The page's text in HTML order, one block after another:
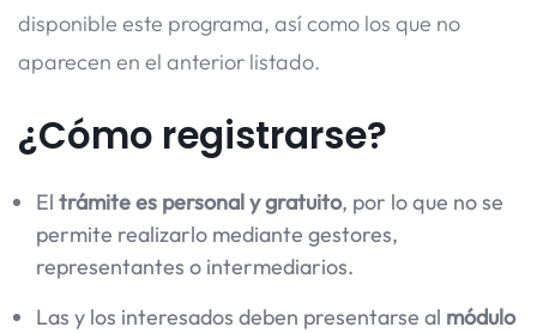
disponible este programa, así como los que no
aparecen en el anterior listado.
¿Cómo registrarse?
El trámite es personal y gratuito, por lo que no se
permite realizarlo mediante gestores,
representantes o intermediarios.
Las y los interesados deben presentarse al módulo